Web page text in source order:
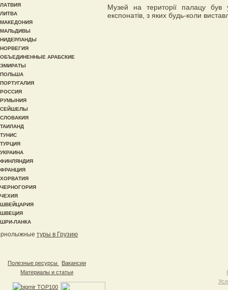
Музей на території палацу був
експонатів, з яких будь-коли
ЛАТВИЯ
ЛИТВА
МАКЕДОНИЯ
МАЛЬДИВЫ
НИДЕРЛАНДЫ
НОРВЕГИЯ
ОБЪЕДИНЕННЫЕ АРАБСКИЕ
ЭМИРАТЫ
ПОЛЬША
ПОРТУГАЛИЯ
РОССИЯ
РУМЫНИЯ
СЕЙШЕЛЫ
СЛОВАКИЯ
ТАИЛАНД
ТУНИС
ТУРЦИЯ
УКРАИНА
ФИНЛЯНДИЯ
ФРАНЦИЯ
ХОРВАТИЯ
ЧЕРНОГОРИЯ
ЧЕХИЯ
ШВЕЙЦАРИЯ
ШВЕЦИЯ
ШРИ-ЛАНКА
туры в Грузию
Полезные ресурсы
Вакансии
Материалы и статьи